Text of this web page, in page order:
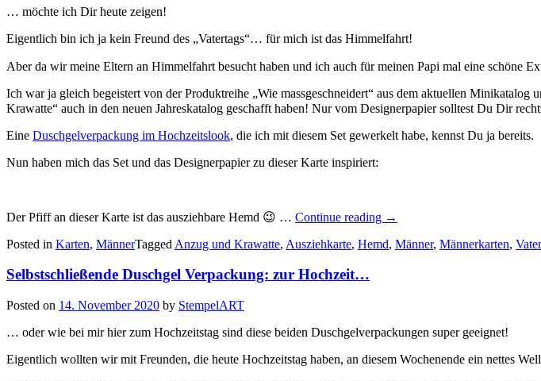
… möchte ich Dir heute zeigen!
Eigentlich bin ich ja kein Freund des „Vatertags“… für mich ist das Himmelfahrt!
Aber da wir meine Eltern an Himmelfahrt besucht haben und ich auch für meinen Papi mal eine schöne
Ich war ja gleich begeistert von der Produktreihe „Wie massgeschneidert“ aus dem aktuellen
Krawatte“ auch in den neuen Jahreskatalog geschafft haben! Nur vom Designerpapier solltest Du Dir
Eine Duschgelverpackung im Hochzeitslook, die ich mit diesem Set gewerkelt habe, kennst Du ja bereits.
Nun haben mich das Set und das Designerpapier zu dieser Karte inspiriert:
Der Pfiff an dieser Karte ist das ausziehbare Hemd 😉 … Continue reading
„Eine
zum
→
Posted in Karten, MännerTagged Anzug und Krawatte, Ausziehkarte, Hemd, Männer, Männerkarten,
Selbstschließende Duschgel Verpackung: zur Hochzeit…
Posted on 14. November 2020 by StempelART
… oder wie bei mir hier zum Hochzeitstag sind diese beiden Duschgelverpackungen super geeignet!
Eigentlich wollten wir mit Freunden, die heute Hochzeitstag haben, an diesem Wochenende ein nettes